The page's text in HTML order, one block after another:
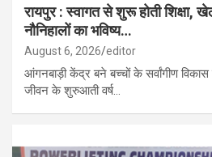
रायपुर : स्वागत से शुरू होती शिक्षा,
नौनिहालों का भविष्य…
August 6, 2026 editor
आंगनबाड़ी केंद्र बने बच्चों के सर्वांगीण विकास
जीवन के शुरुआती वर्ष…